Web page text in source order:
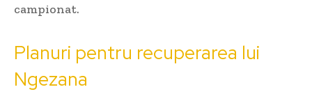
campionat.
Planuri pentru recuperarea lui
Ngezana